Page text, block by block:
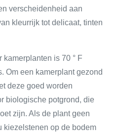
verscheidenheid aan
kleurrijk tot delicaat, tinten
kamerplanten is 70 ° F
Om een ​​kamerplant gezond
deze goed worden
biologische potgrond, die
zijn. Als de plant geen
kiezelstenen op de bodem